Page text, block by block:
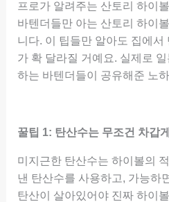
프로가 알려주는 산토리 하이
바텐더들만 아는 산토리 하이
니다. 이 팁들만 알아도 집에서
가 확 달라질 거예요. 실제로
하는 바텐더들이 공유해준 노
꿀팁 1: 탄산수는 무조건 차갑게
미지근한 탄산수는 하이볼의
낸 탄산수를 사용하고, 가능하
탄산이 살아있어야 진짜 하이